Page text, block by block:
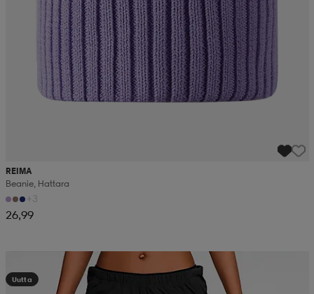
REIMA
Beanie, Hattara
+3
26,99
Kampanja -25%
Uutta